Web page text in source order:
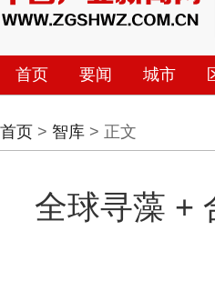
首页 要闻 城市
首页 > 智库 > 正文
全球寻藻 +